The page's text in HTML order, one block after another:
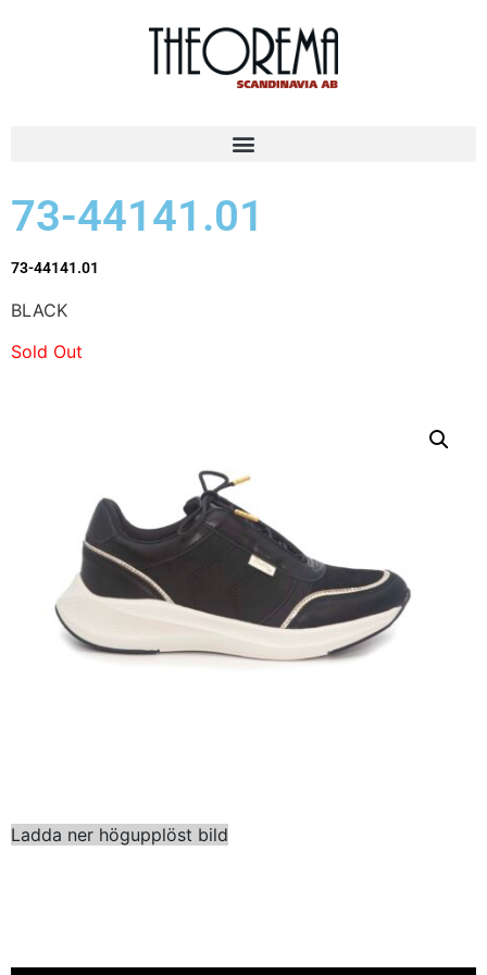
73-44141.01
73-44141.01
BLACK
Sold Out
Ladda ner högupplöst bild